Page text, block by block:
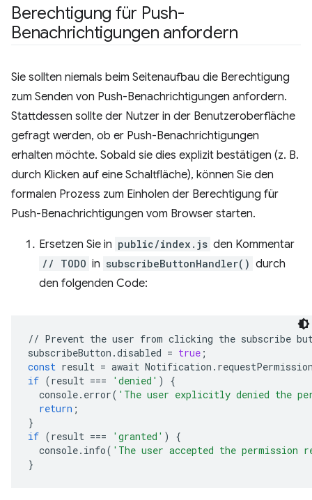
Berechtigung für Push-
Benachrichtigungen anfordern
Sie sollten niemals beim Seitenaufbau die Berechtigung
zum Senden von Push-Benachrichtigungen anfordern.
Stattdessen sollte der Nutzer in der Benutzeroberfläche
gefragt werden, ob er Push-Benachrichtigungen
erhalten möchte. Sobald sie dies explizit bestätigen (z. B.
durch Klicken auf eine Schaltfläche), können Sie den
formalen Prozess zum Einholen der Berechtigung für
Push-Benachrichtigungen vom Browser starten.
Ersetzen Sie in public/index.js den Kommentar
// TODO in subscribeButtonHandler() durch
den folgenden Code:
// Prevent the user from clicking the subscribe
subscribeButton .disabled = true ;
const result = await Notification .
if (result === 'denied' )
{
console. error( 'The user explicitly denied the
return ;
}
if (result === 'granted' )
{
console. info( 'The user accepted the permission
}